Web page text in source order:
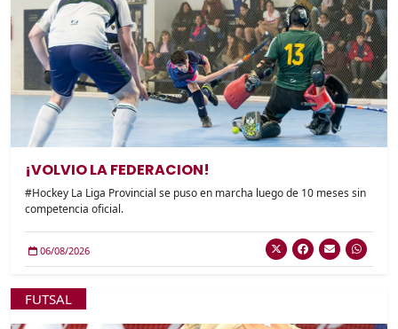
¡VOLVIO LA FEDERACION!
#Hockey La Liga Provincial se puso en marcha luego de 10 meses sin
competencia oficial.
06/08/2026
FUTSAL